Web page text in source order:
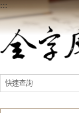
:::